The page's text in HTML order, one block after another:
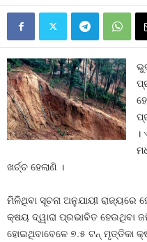
।
ଖର୍ଚ୍ଚ ହେଲାଣି ।
ମିଳିଥିବା ସୂଚନା ଅନୁଯାୟୀ
କ୍ଷୟ ଦ୍ୱାରା ପ୍ରଭାବିତ ହେଉଥିବା
ହୋଇଥିବାବେଳେ ୭.୫ ଟନ୍‍ ମୃତ୍ତିକା